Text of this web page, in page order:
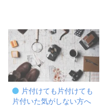
片付けても片付けても
片付いた気がしない方へ